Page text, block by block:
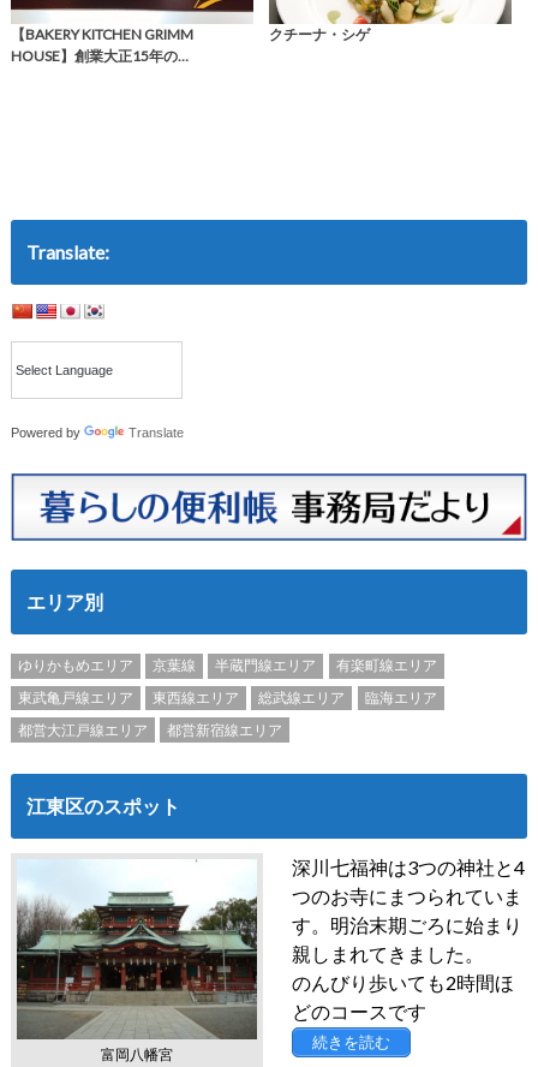
【BAKERY KITCHEN GRIMM
HOUSE】創業大正15年の…
クチーナ・シゲ
Translate:
Powered by Translate
エリア別
ゆりかもめエリア 京葉線 半蔵門線エリア
有楽町線エリア
東武亀戸線エリア
東西線エリア 総武線エリア
臨海エリア
都営大江戸線エリア
都営新宿線エリア
江東区のスポット
富岡八幡宮
深川七福神は3つの神社と4
つのお寺にまつられていま
す。明治末期ごろに始まり
親しまれてきました。
のんびり歩いても2時間ほ
どのコースです
続きを読む